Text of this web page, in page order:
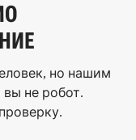
но нашим
не робот.